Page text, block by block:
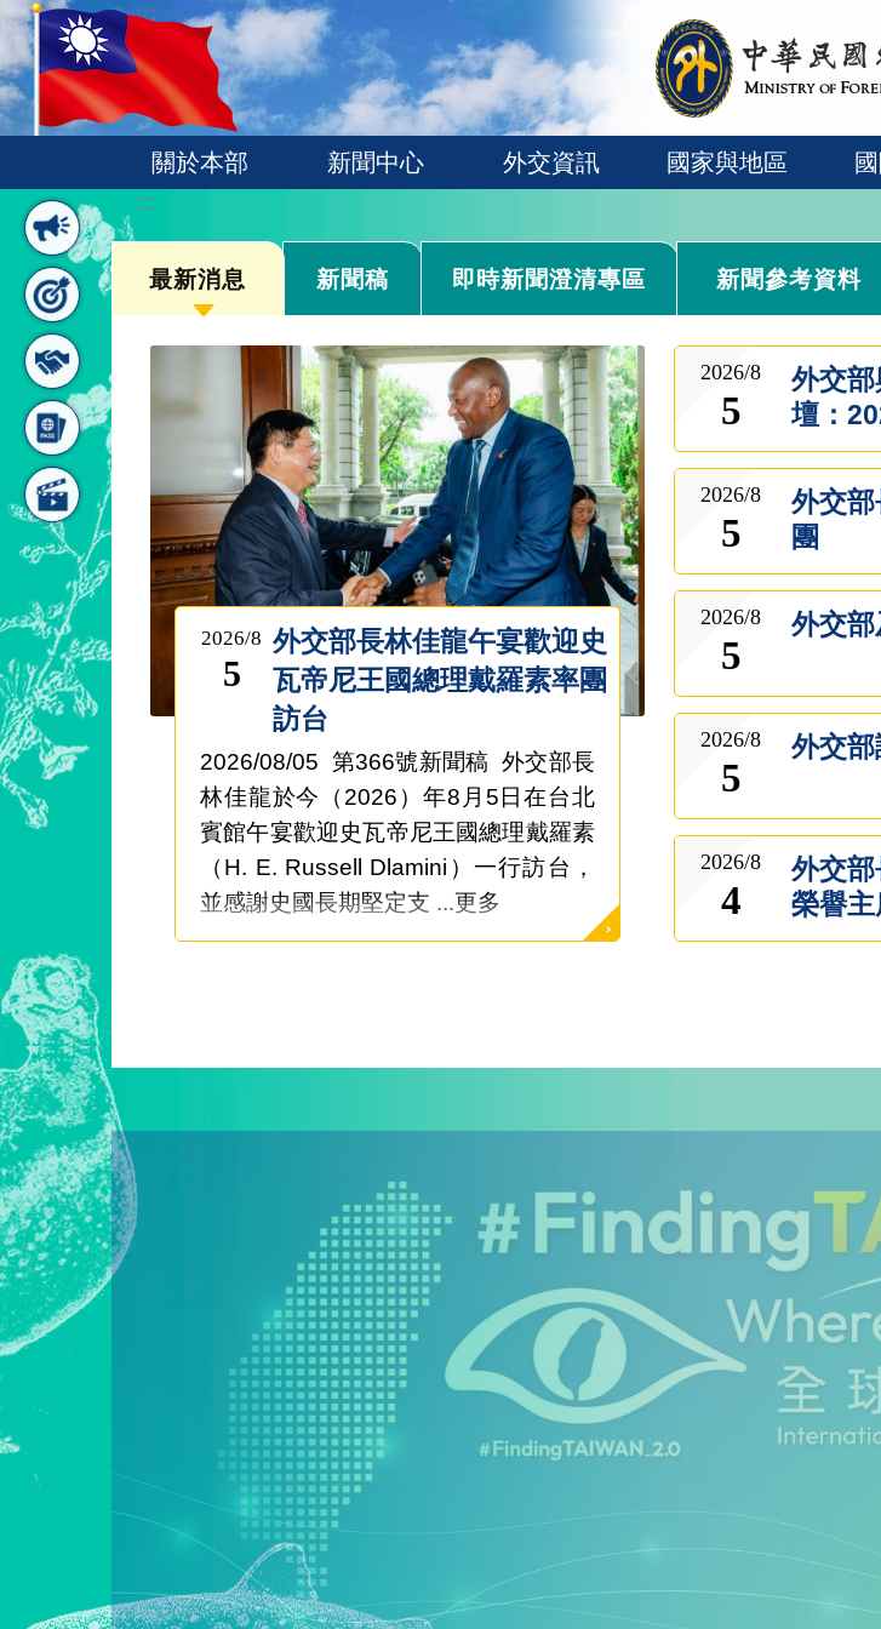
跳到主要內容區塊
:::
關於本部 新聞中心 外交資訊 國家與地區
:::
最新消息 新聞稿 即時新聞澄清專區 新聞參考資料
外交部長林佳龍午宴歡迎史
瓦帝尼王國總理戴羅素率團
訪台
2026/8
5
2026/08/05 第366號新聞稿 外交部長
林佳龍於今（2026）年8月5日在台北
賓館午宴歡迎史瓦帝尼王國總理戴羅素
（H. E. Russell Dlamini）一行訪台，
並感謝史國長期堅定支 ...更多
2026/8
5
外交
壇：
區域
制中
2026/8
5
外交
團
2026/8
5
外交
2026/8
5
外交
2026/8
4
外交
榮譽